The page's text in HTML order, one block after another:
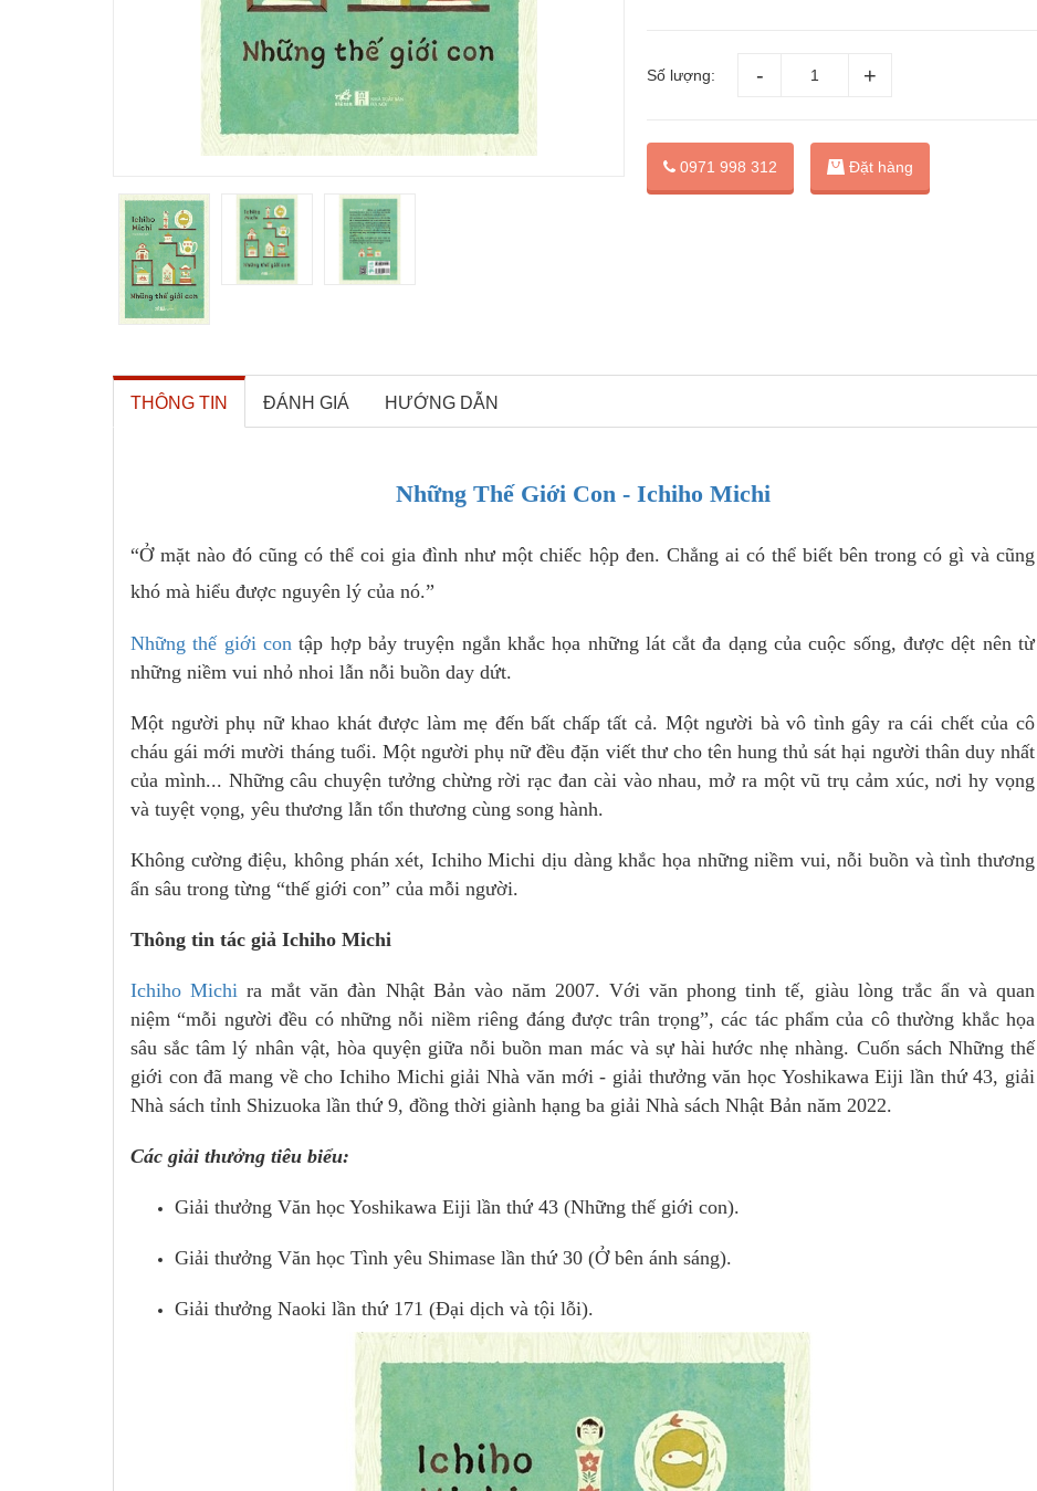
Số lượng:
0971 998 312 Đặt hàng
THÔNG TIN ĐÁNH GIÁ HƯỚNG DẪN
Những Thế Giới Con - Ichiho Michi
“Ở mặt nào đó cũng có thể coi gia đình như một chiếc hộp đen. Chẳng ai có thể biết bên trong có gì và cũng
khó mà hiểu được nguyên lý của nó.”
Những thế giới contập hợp bảy truyện ngắn khắc họa những lát cắt đa dạng của cuộc sống, được dệt nên từ
những niềm vui nhỏ nhoi lẫn nỗi buồn day dứt.
Một người phụ nữ khao khát được làm mẹ đến bất chấp tất cả. Một người bà vô tình gây ra cái chết của cô
cháu gái mới mười tháng tuổi. Một người phụ nữ đều đặn viết thư cho tên hung thủ sát hại người thân duy nhất
của mình... Những câu chuyện tưởng chừng rời rạc đan cài vào nhau, mở ra một vũ trụ cảm xúc, nơi hy vọng
và tuyệt vọng, yêu thương lẫn tổn thương cùng song hành.
Không cường điệu, không phán xét, Ichiho Michi dịu dàng khắc họa những niềm vui, nỗi buồn và tình thương
ẩn sâu trong từng “thế giới con” của mỗi người.
Thông tin tác giả Ichiho Michi
Ichiho Michi ra mắt văn đàn Nhật Bản vào năm 2007. Với văn phong tinh tế, giàu lòng trắc ẩn và quan
niệm “mỗi người đều có những nỗi niềm riêng đáng được trân trọng”, các tác phẩm của cô thường khắc họa
sâu sắc tâm lý nhân vật, hòa quyện giữa nỗi buồn man mác và sự hài hước nhẹ nhàng. Cuốn sách Những thế
giới con đã mang về cho Ichiho Michi giải Nhà văn mới - giải thưởng văn học Yoshikawa Eiji lần thứ 43, giải
Nhà sách tỉnh Shizuoka lần thứ 9, đồng thời giành hạng ba giải Nhà sách Nhật Bản năm 2022.
Các giải thưởng tiêu biểu:
Giải thưởng Văn học Yoshikawa Eiji lần thứ 43 (Những thế giới con).
Giải thưởng Văn học Tình yêu Shimase lần thứ 30 (Ở bên ánh sáng).
Giải thưởng Naoki lần thứ 171 (Đại dịch và tội lỗi).